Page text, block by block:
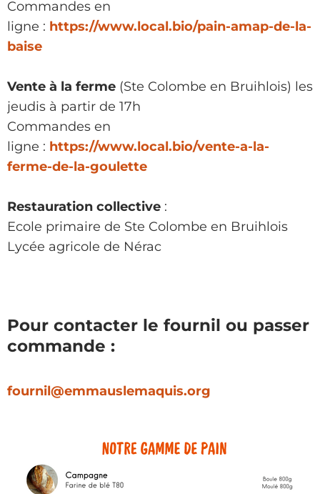
Commandes en
ligne : https://www.local.bio/pain-amap-de-la-
baise
Vente à la ferme (Ste Colombe en Bruihlois) les
jeudis à partir de 17h
Commandes en
ligne : https://www.local.bio/vente-a-la-
ferme-de-la-goulette
Restauration collective :
Ecole primaire de Ste Colombe en Bruihlois
Lycée agricole de Nérac
Pour contacter le fournil ou passer
commande :
fournil@emmauslemaquis.org